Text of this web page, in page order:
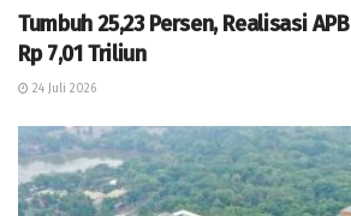
Tumbuh 25,23 Persen, Realisasi
Rp 7,01 Triliun
24 Juli 2026